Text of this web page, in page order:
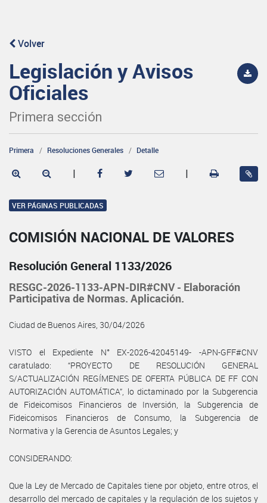
Volver
Legislación y Avisos
Oficiales
Primera sección
Primera Resoluciones Generales Detalle
| |
VER PÁGINAS PUBLICADAS
COMISIÓN NACIONAL DE VALORES
Resolución General 1133/2026
RESGC-2026-1133-APN-DIR#CNV - Elaboración
Participativa de Normas. Aplicación.
Ciudad de Buenos Aires, 30/04/2026
VISTO el Expediente N° EX-2026-42045149- -APN-GFF#CNV
caratulado: “PROYECTO DE RESOLUCIÓN GENERAL
S/ACTUALIZACIÓN REGÍMENES DE OFERTA PÚBLICA DE FF CON
AUTORIZACIÓN AUTOMÁTICA”, lo dictaminado por la Subgerencia
de Fideicomisos Financieros de Inversión, la Subgerencia de
Fideicomisos Financieros de Consumo, la Subgerencia de
Normativa y la Gerencia de Asuntos Legales; y
CONSIDERANDO:
Que la Ley de Mercado de Capitales tiene por objeto, entre otros, el
desarrollo del mercado de capitales y la regulación de los sujetos y